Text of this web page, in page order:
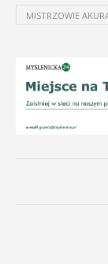
MISTRZOWIE